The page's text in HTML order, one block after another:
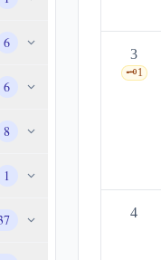
6
6
8
1
3
🗝️1
4